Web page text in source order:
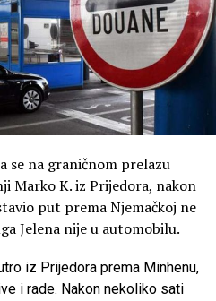
se na graničnom prelazu
Marko K. iz Prijedora, nakon
put prema Njemačkoj ne
Jelena nije u automobilu.
iz Prijedora prema Minhenu,
i rade. Nakon nekoliko sati